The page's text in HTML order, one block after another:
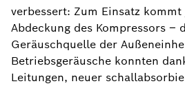
verbessert: Zum Einsatz
Abdeckung des Kompressors –
Geräuschquelle der
Betriebsgeräusche konnten
Leitungen, neuer